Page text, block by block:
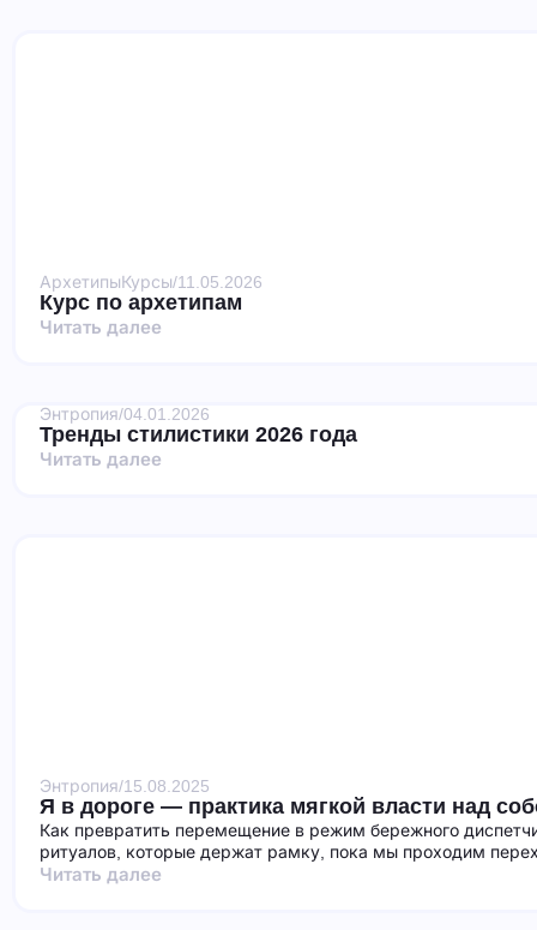
АрхетипыКурсы/11.05.2026
Курс по архетипам
Читать далее
Энтропия/04.01.2026
Тренды стилистики 2026 года
Читать далее
Энтропия/15.08.2025
Я в дороге — практика мягкой власти над
Как превратить перемещение в режим бережного
ритуалов, которые держат рамку, пока мы проходим
Читать далее